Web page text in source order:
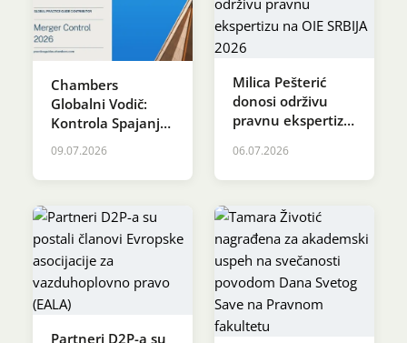
Chambers
Globalni Vodič:
Kontrola Spajanja
2026
09.07.2026
Milica Pešterić
donosi održivu
pravnu ekspertizu
2026
06.07.2026
Partneri D2P-a su